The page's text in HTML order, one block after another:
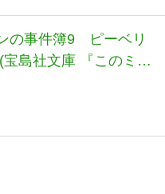
の事件簿9 ピーベリ
島社文庫 『このミ